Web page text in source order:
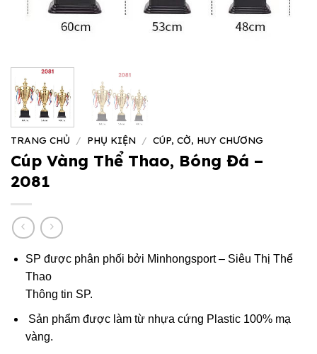
TRANG CHỦ / PHỤ KIỆN / CÚP, CỜ, HUY CHƯƠNG
Cúp Vàng Thể Thao, Bóng Đá –
2081
SP được phân phối bởi Minhongsport – Siêu Thị Thể
Thao
Thông tin SP.
Sản phẩm được làm từ nhựa cứng Plastic 100% mạ
vàng.